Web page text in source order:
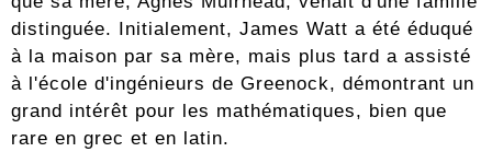
distinguée. Initialement, James Watt a été éduqué
à la maison par sa mère, mais plus tard a assisté
à l'école d'ingénieurs de Greenock, démontrant un
grand intérêt pour les mathématiques, bien que
rare en grec et en latin.